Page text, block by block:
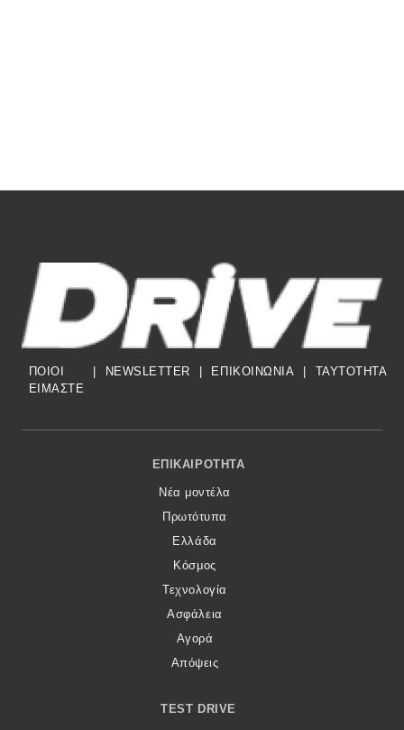
ΠΟΙΟΙ
ΕΙΜΑΣΤΕ
NEWSLETTER ΕΠΙΚΟΙΝΩΝΙΑ TAYTOTHTA
Footer Menu
ΕΠΙΚΑΙΡΌΤΗΤΑ
Νέα μοντέλα
Πρωτότυπα
Ελλάδα
Κόσμος
Τεχνολογία
Ασφάλεια
Αγορά
Απόψεις
TEST DRIVE